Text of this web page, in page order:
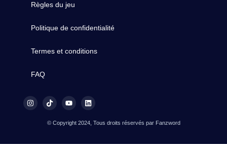
Règles du jeu
Politique de confidentialité
Termes et conditions
FAQ
© Copyright 2024, Tous droits réservés par Fanzword